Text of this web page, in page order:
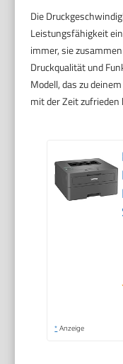
Die
Leistungsfähigkeit
immer, sie
Druckqualität und
Modell, das zu
mit der Zeit zufrieden
* Anzeige